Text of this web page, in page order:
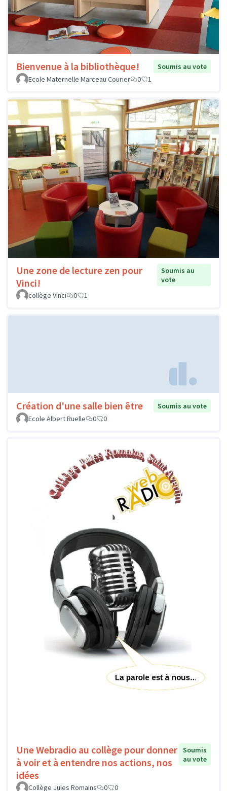
Bienvenue à la bibliothèque!
Soumis au vote
Ecole Maternelle Marceau Courier
0 1
Une zone de lecture zen pour
Vinci!
Soumis au
vote
collège Vinci
0 1
Création d'une salle bien être
Soumis au vote
Ecole Albert Ruelle
0 0
Une Webradio au collège pour donner
à voir et à entendre nos actions, nos
idées
Soumis
au vote
Collège Jules Romains 0 0